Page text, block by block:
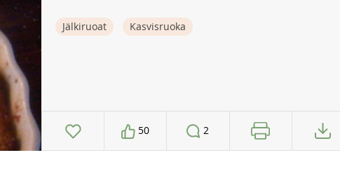
Jälkiruoat Kasvisruoka
50 2